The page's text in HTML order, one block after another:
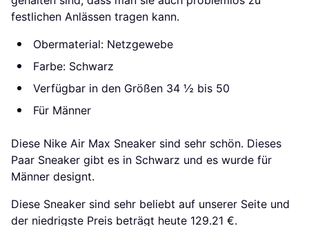
festlichen Anlässen tragen kann.
Obermaterial: Netzgewebe
Farbe: Schwarz
Verfügbar in den Größen 34 ½ bis 50
Für Männer
Diese Nike Air Max Sneaker sind sehr schön. Dieses
Paar Sneaker gibt es in Schwarz und es wurde für
Männer designt.
Diese Sneaker sind sehr beliebt auf unserer Seite und
der niedrigste Preis beträgt heute 129.21 €.